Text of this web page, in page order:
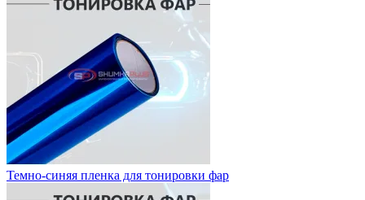
Темно-синяя пленка для тонировки фар